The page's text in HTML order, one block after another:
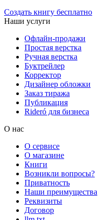
Создать книгу бесплатно
Наши услуги
Офлайн-продажи
Простая верстка
Ручная верстка
Буктрейлер
Корректор
Дизайнер обложки
Заказ тиража
Публикация
Rideró для бизнеса
О нас
О сервисе
О магазине
Книги
Возникли вопросы?
Приватность
Наши преимущества
Реквизиты
Договор